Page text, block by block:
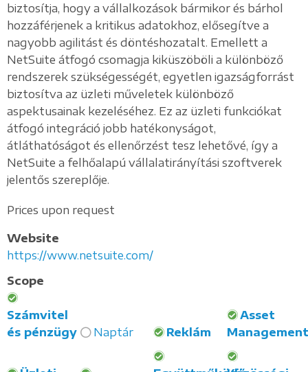
biztosítja, hogy a vállalkozások bármikor és bárhol
hozzáférjenek a kritikus adatokhoz, elősegítve a
nagyobb agilitást és döntéshozatalt. Emellett a
NetSuite átfogó csomagja kiküszöböli a különböző
rendszerek szükségességét, egyetlen igazságforrást
biztosítva az üzleti műveletek különböző
aspektusainak kezeléséhez. Ez az üzleti funkciókat
átfogó integráció jobb hatékonyságot,
átláthatóságot és ellenőrzést tesz lehetővé, így a
NetSuite a felhőalapú vállalatirányítási szoftverek
jelentős szereplője.
Prices upon request
Website
https://www.netsuite.com/
Scope
Számvitel
és pénzügy
Naptár Reklám
Asset